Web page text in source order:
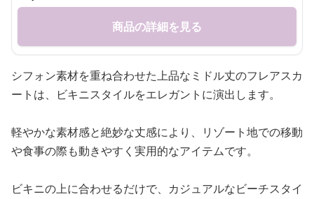
商品の詳細を見る
シフォン素材を重ね合わせた上品なミドル丈のフレアスカ
ートは、ビキニスタイルをエレガントに演出します。
軽やかな素材感と絶妙な丈感により、リゾート地での移動
や食事の際も動きやすく実用的なアイテムです。
ビキニの上に合わせるだけで、カジュアルなビーチスタイ